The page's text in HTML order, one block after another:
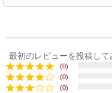
最初のレビューを投稿して
(0)
(0)
(0)